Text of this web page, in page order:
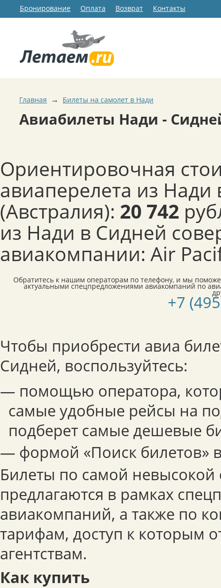
Бронирование Оплата Возврат Контакты
Главная → Билеты на самолет в Нади
Авиабилеты Нади -
Ориентировочная
авиаперелета из Нади
(Австралия): 20 742
из Нади в Сидней
авиакомпании: Air
Обратитесь к нашим операторам по телефону, и мы
актуальными спецпредложениями авиакомпаний по
+7
Чтобы приобрести авиа
Сидней, воспользуйтесь:
— помощью оператора,
самые удобные рейсы на
подберет самые дешевые
— формой «Поиск билетов»
Билеты по самой
предлагаются в рамках
авиакомпаний, а также по
тарифам, доступ к которым
агентствам.
Как купить